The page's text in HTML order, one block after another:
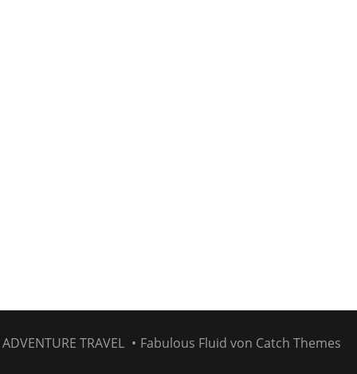
ADVENTURE TRAVEL • Fabulous Fluid von Catch Themes